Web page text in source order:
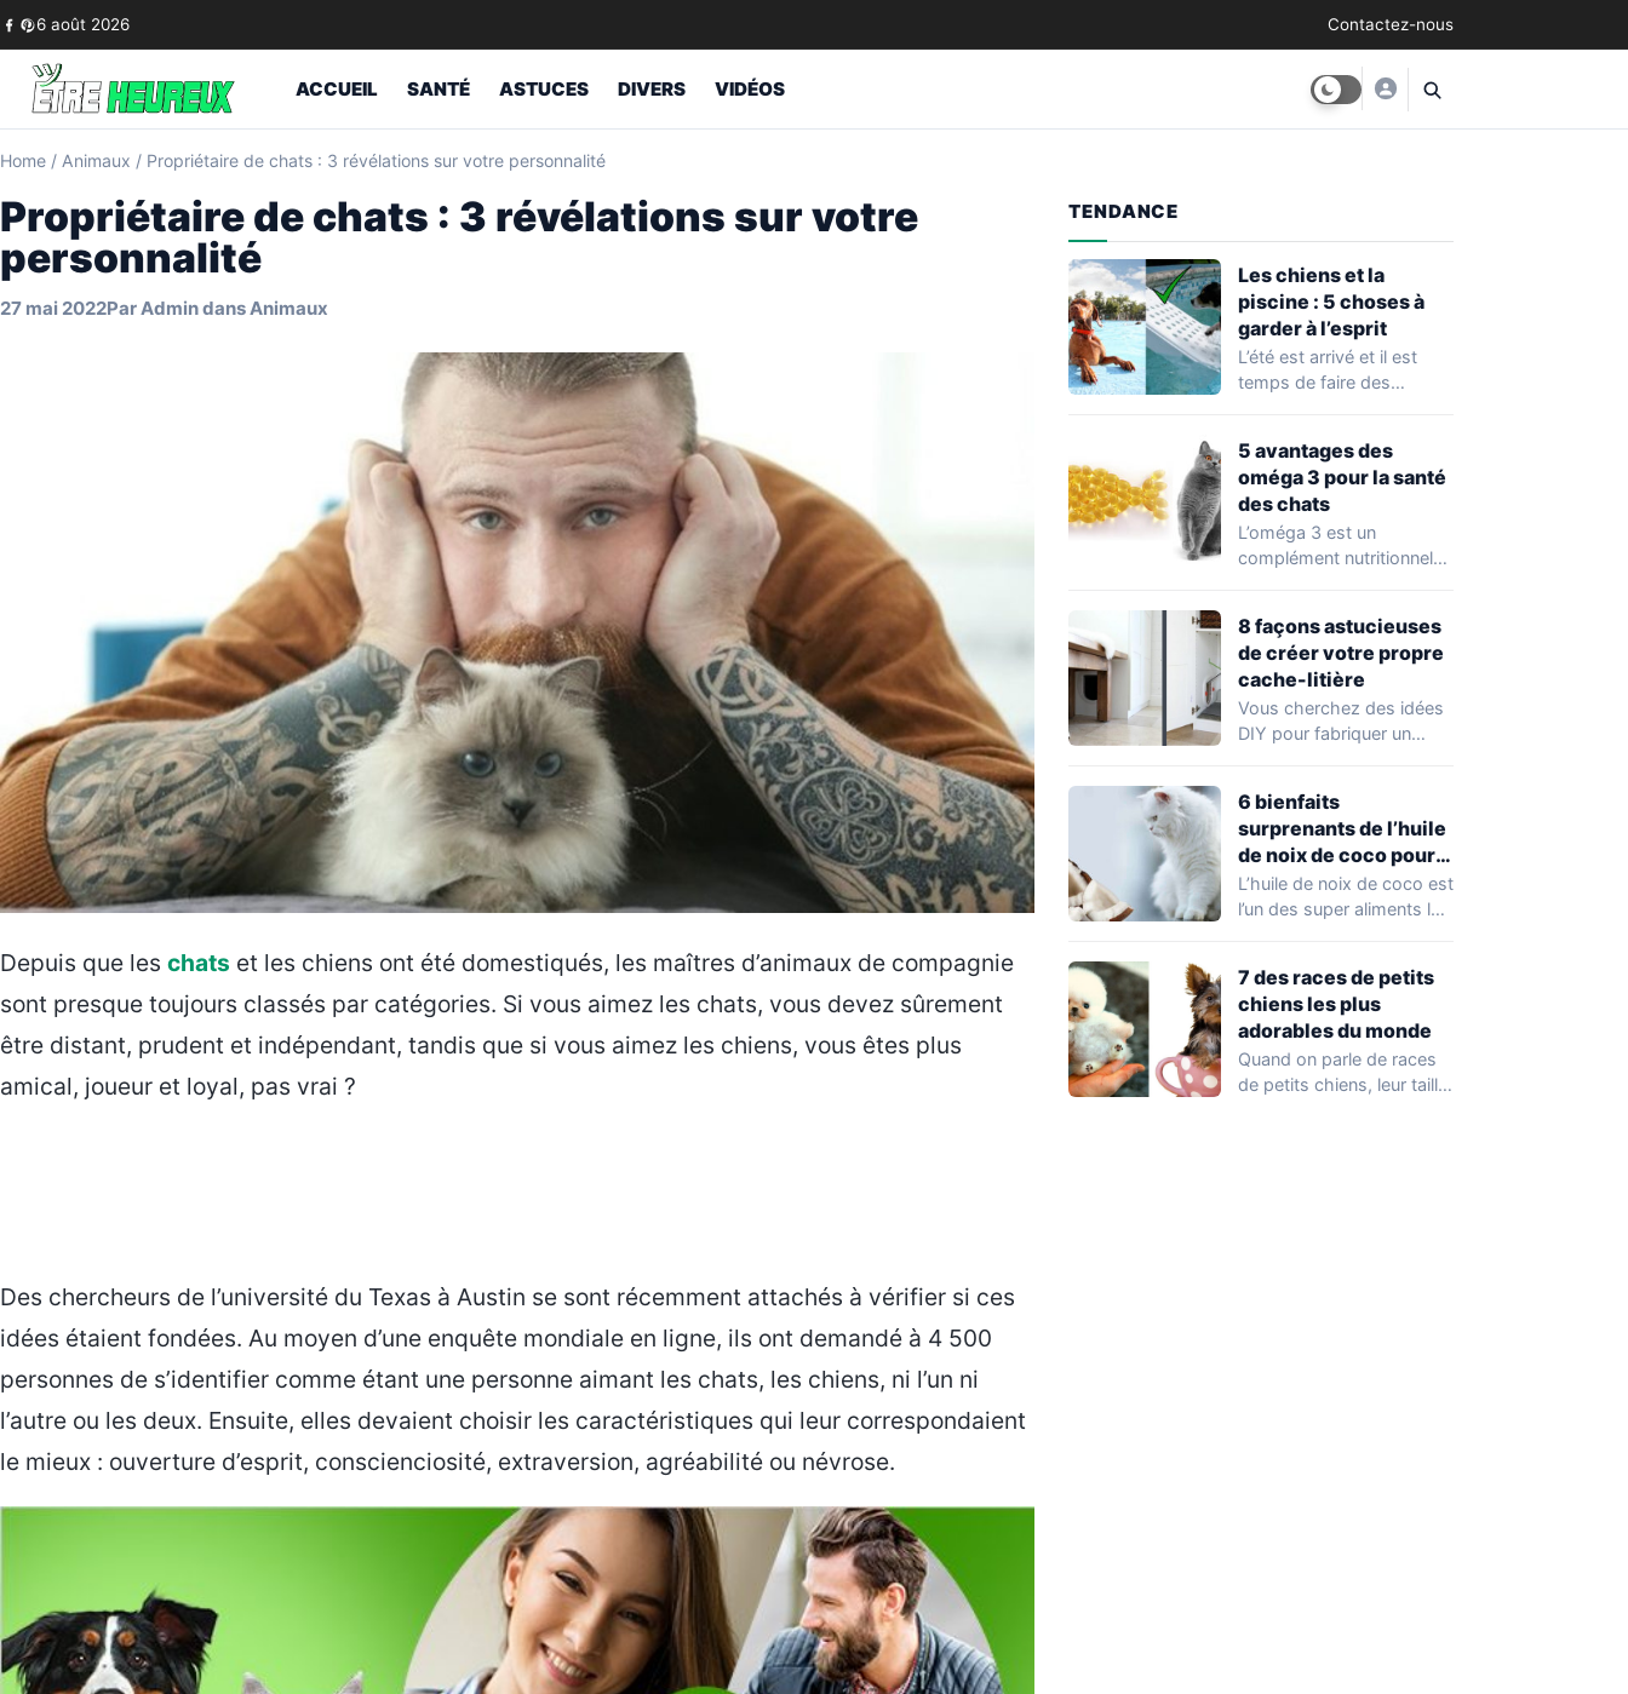
Skip to content
6 août 2026 Contactez-nous
ACCUEIL SANTÉ ASTUCES DIVERS VIDÉOS
Home / Animaux / Propriétaire de chats : 3 révélations sur votre personnalité
Propriétaire de chats : 3 révélations sur votre
personnalité
27 mai 2022ParAdmindansAnimaux
Depuis que les chats et les chiens ont été domestiqués, les maîtres d’animaux de compagnie
sont presque toujours classés par catégories. Si vous aimez les chats, vous devez sûrement
être distant, prudent et indépendant, tandis que si vous aimez les chiens, vous êtes plus
amical, joueur et loyal, pas vrai ?
Des chercheurs de l’université du Texas à Austin se sont récemment attachés à vérifier si ces
idées étaient fondées. Au moyen d’une enquête mondiale en ligne, ils ont demandé à 4 500
personnes de s’identifier comme étant une personne aimant les chats, les chiens, ni l’un ni
l’autre ou les deux. Ensuite, elles devaient choisir les caractéristiques qui leur correspondaient
le mieux : ouverture d’esprit, conscienciosité, extraversion, agréabilité ou névrose.
TENDANCE
Les chiens et la
piscine : 5 choses à
garder à l’esprit
L’été est arrivé et il est
temps de faire des
5 avantages des
oméga 3 pour la santé
des chats
L’oméga 3 est un
complément nutritionnel
saumon…
8 façons astucieuses
de créer votre propre
cache-litière
Vous cherchez des idées
DIY pour fabriquer un
6 bienfaits
surprenants de l’huile
de noix de coco pour
la santé de votre chat
L’huile de noix de coco est
l’un des super aliments les
7 des races de petits
chiens les plus
adorables du monde
Quand on parle de races
de petits chiens, leur taille